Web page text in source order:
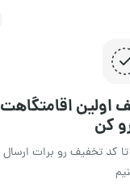
اولین اقامتگاهت
کن
کد تخفیف رو برات ارسال